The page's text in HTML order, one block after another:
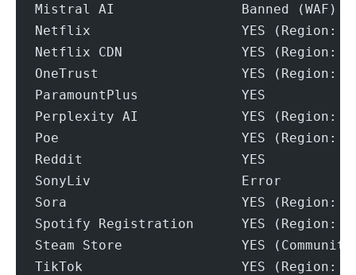
Mistral AI                Banned (WAF)
Netflix                   YES (Region:
Netflix CDN               YES (Region:
OneTrust                  YES (Region: US
ParamountPlus             YES
Perplexity AI             YES (Region:
Poe                       YES (Region:
Reddit                    YES
SonyLiv                   Error
Sora                      YES (Region:
Spotify Registration      YES (Region:
Steam Store               YES
TikTok                    YES (Region: